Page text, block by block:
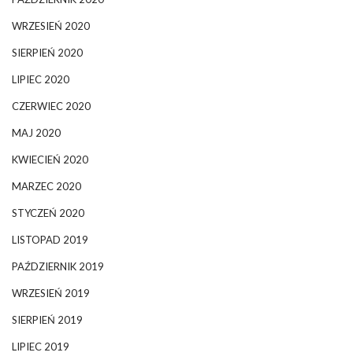
WRZESIEŃ 2020
SIERPIEŃ 2020
LIPIEC 2020
CZERWIEC 2020
MAJ 2020
KWIECIEŃ 2020
MARZEC 2020
STYCZEŃ 2020
LISTOPAD 2019
PAŹDZIERNIK 2019
WRZESIEŃ 2019
SIERPIEŃ 2019
LIPIEC 2019